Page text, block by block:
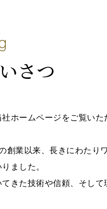
さつ
ホームページをご覧いた
創業以来、長きにわたり
ました。
きた技術や信頼、そし